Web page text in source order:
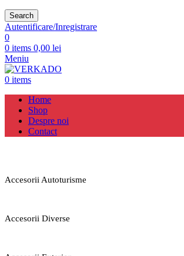
Search
Autentificare/Inregistrare
0
0 items 0,00 lei
Meniu
0 items
Home
Shop
Despre noi
Contact
Accesorii Autoturisme
Accesorii Diverse